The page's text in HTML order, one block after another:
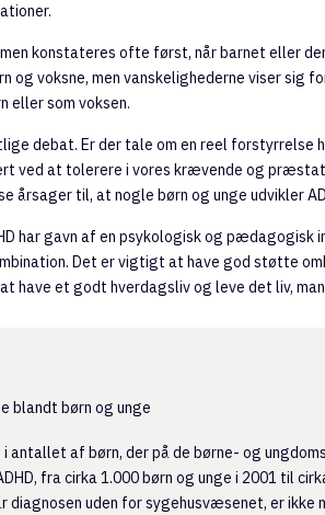
konstateres ofte først, når barnet eller
og voksne, men vanskelighederne viser sig
eller som voksen.
debat. Er der tale om en reel forstyrrelse
ved at tolerere i vores krævende og
årsager til, at nogle børn og unge udvikler
har gavn af en psykologisk og
Det er vigtigt at have god støtte
have et godt hverdagsliv og leve det liv, man
blandt børn og unge
antallet af børn, der på de børne- og
fra cirka 1.000 børn og unge i 2001 til
diagnosen uden for sygehusvæsenet, er ikke